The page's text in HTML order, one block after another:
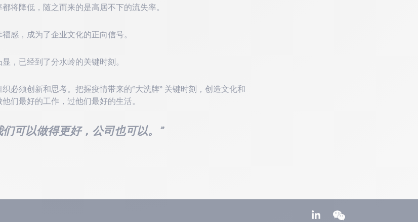
将降低，随之而来的是高居不下的流失率。
感，成为了企业文化的正向信号。
，已经到了分水岭的关键时刻。
必须创新和思考。把握疫情带来的“大洗牌” 关键时刻，创造文化和
们最好的工作，过他们最好的生活。
们可以做得更好，公司也可以。”